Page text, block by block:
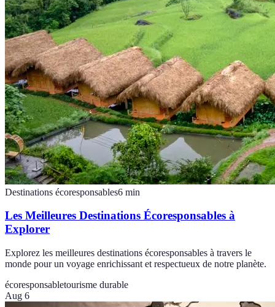
Destinations écoresponsables6 min
Les Meilleures Destinations Écoresponsables à
Explorer
Explorez les meilleures destinations écoresponsables à travers le
monde pour un voyage enrichissant et respectueux de notre planète.
écoresponsabletourisme durable
Aug 6